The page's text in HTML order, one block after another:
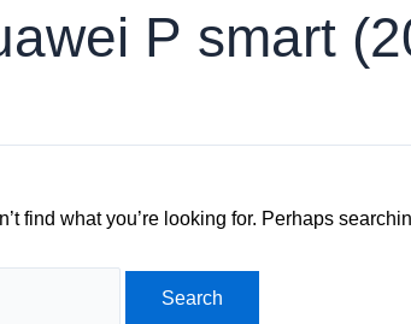
P smart
find what you’re looking for. Perhaps